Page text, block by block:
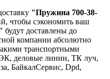
"Пружина 700-38-
чтобы сэкономить ваш
будут доставлены до
компании абсолютно
транспортными
деловые линии, ТК луч,
БайкалСервис, Dpd,